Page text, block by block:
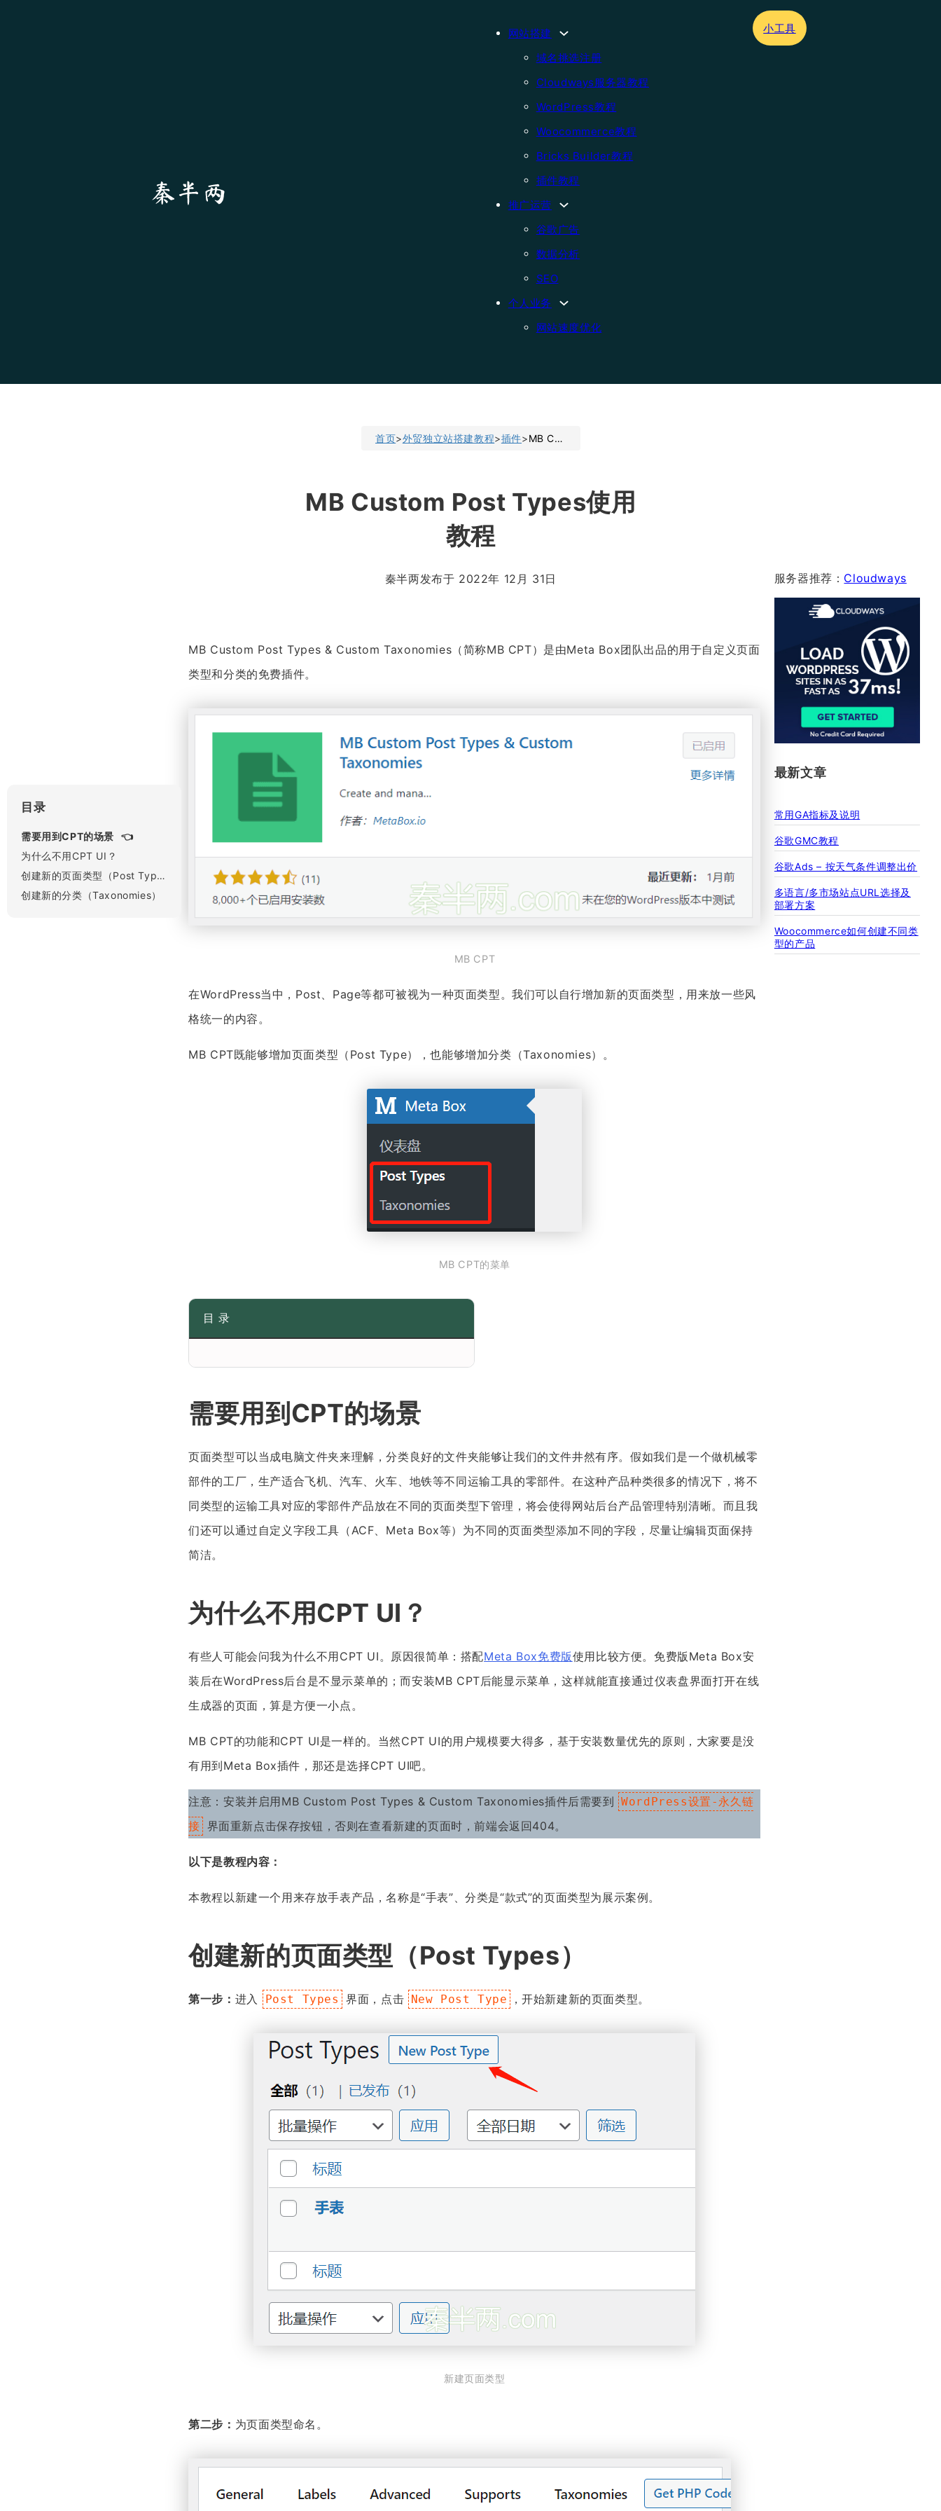
网站搭建
域名挑选注册
Cloudways服务器教程
WordPress教程
Woocommerce教程
Bricks Builder教程
插件教程
推广运营
谷歌广告
数据分析
SEO
个人业务
网站速度优化
小工具
目录
需要用到CPT的场景
为什么不用CPT UI？
创建新的页面类型（Post Types）
创建新的分类（Taxonomies）
首页>外贸独立站搭建教程>插件> MB Custom Post Types使用教程
MB Custom Post Types使用
教程
秦半两发布于 2022年 12月 31日
MB Custom Post Types & Custom Taxonomies（简称MB CPT）是由Meta Box团队出品的用于自定义页面
类型和分类的免费插件。
MB CPT
在WordPress当中，Post、Page等都可被视为一种页面类型。我们可以自行增加新的页面类型，用来放一些风
格统一的内容。
MB CPT既能够增加页面类型（Post Type），也能够增加分类（Taxonomies）。
MB CPT的菜单
目 录
需要用到CPT的场景
页面类型可以当成电脑文件夹来理解，分类良好的文件夹能够让我们的文件井然有序。假如我们是一个做机械零
部件的工厂，生产适合飞机、汽车、火车、地铁等不同运输工具的零部件。在这种产品种类很多的情况下，将不
同类型的运输工具对应的零部件产品放在不同的页面类型下管理，将会使得网站后台产品管理特别清晰。而且我
们还可以通过自定义字段工具（ACF、Meta Box等）为不同的页面类型添加不同的字段，尽量让编辑页面保持
简洁。
为什么不用CPT UI？
有些人可能会问我为什么不用CPT UI。原因很简单：搭配Meta Box免费版使用比较方便。免费版Meta Box安
装后在WordPress后台是不显示菜单的；而安装MB CPT后能显示菜单，这样就能直接通过仪表盘界面打开在线
生成器的页面，算是方便一小点。
MB CPT的功能和CPT UI是一样的。当然CPT UI的用户规模要大得多，基于安装数量优先的原则，大家要是没
有用到Meta Box插件，那还是选择CPT UI吧。
注意：安装并启用MB Custom Post Types & Custom Taxonomies插件后需要到 WordPress设置-永久链
接 界面重新点击保存按钮，否则在查看新建的页面时，前端会返回404。
以下是教程内容：
本教程以新建一个用来存放手表产品，名称是“手表”、分类是“款式”的页面类型为展示案例。
创建新的页面类型（Post Types）
第一步： 进入 Post Types 界面，点击 New Post Type ，开始新建新的页面类型。
新建页面类型
第二步： 为页面类型命名。
服务器推荐： Cloudways
最新文章
常用GA指标及说明
谷歌GMC教程
谷歌Ads – 按天气条件调整出价
多语言/多市场站点URL选择及
部署方案
Woocommerce如何创建不同类
型的产品